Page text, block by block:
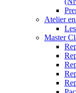
Atelier
Master